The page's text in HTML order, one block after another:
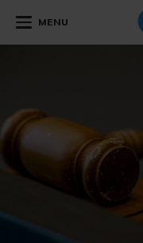
MENU